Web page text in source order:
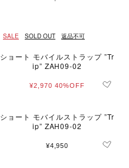
SALE SOLD OUT 返品不可
ショート モバイルストラップ ”Tr
ip” ZAH09-02
¥2,970 40%OFF
ショート モバイルストラップ ”Tr
ip” ZAH09-02
¥4,950